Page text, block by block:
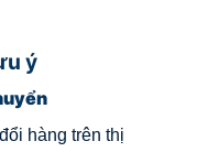
ý
hàng trên thị